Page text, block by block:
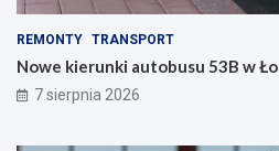
REMONTY TRANSPORT
Nowe kierunki autobusu 53B w
7 sierpnia 2026